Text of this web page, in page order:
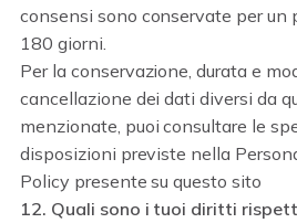
consensi sono conservate per un
180 giorni.
Per la conservazione, durata e
cancellazione dei dati diversi da
menzionate, puoi consultare le
disposizioni previste nella
Policy presente su questo sito
12. Quali sono i tuoi diritti